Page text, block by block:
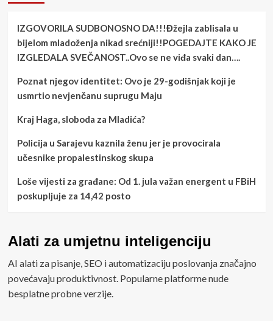
IZGOVORILA SUDBONOSNO DA!!!Đžejla zablisala u
bijelom mladoženja nikad srećniji!!POGEDAJTE KAKO JE
IZGLEDALA SVEČANOST..Ovo se ne viđa svaki dan….
Poznat njegov identitet: Ovo je 29-godišnjak koji je
usmrtio nevjenčanu suprugu Maju
Kraj Haga, sloboda za Mladića?
Policija u Sarajevu kaznila ženu jer je provocirala
učesnike propalestinskog skupa
Loše vijesti za građane: Od 1. jula važan energent u FBiH
poskupljuje za 14,42 posto
Alati za umjetnu inteligenciju
AI alati za pisanje, SEO i automatizaciju poslovanja značajno
povećavaju produktivnost. Popularne platforme nude
besplatne probne verzije.